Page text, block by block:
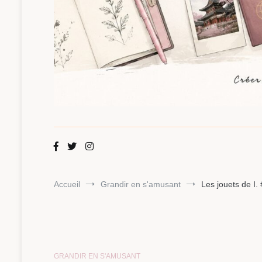
Maman Chou
Accueil Grandir en s'amusant Les jouets de I.
GRANDIR EN S'AMUSANT